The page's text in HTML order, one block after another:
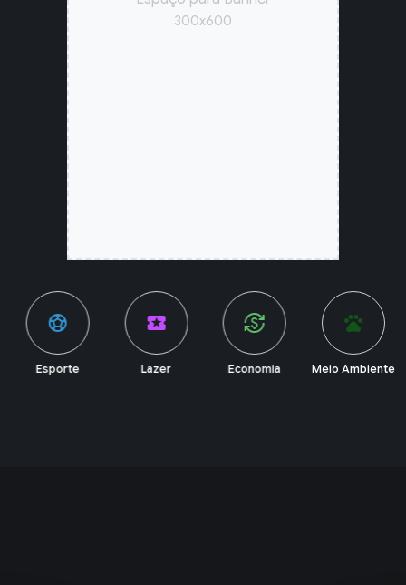
300x600
sports_soccer
Esporte
local_activity
Lazer
currency_exchange
Economia
pets
Meio Ambiente